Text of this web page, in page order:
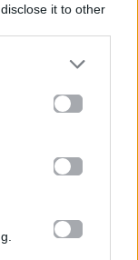
it to other
που
χάθηκαν
Anderson;